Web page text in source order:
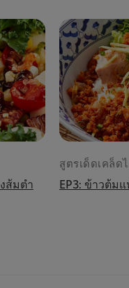
ส้มตำ
สูตรเด็ดเคล็ด
EP3: ข้าวต้ม